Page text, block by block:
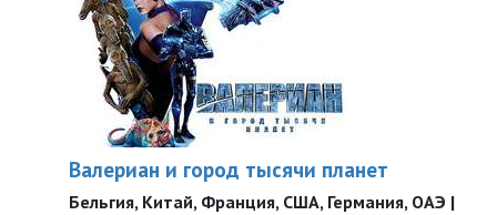
Валериан и город тысячи планет
Бельгия, Китай, Франция, США, Германия, ОАЭ |